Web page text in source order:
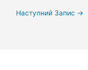
Наступний Запис →